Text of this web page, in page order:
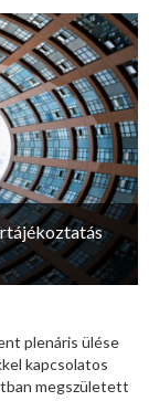
plenáris ülése
kapcsolatos
megszületett